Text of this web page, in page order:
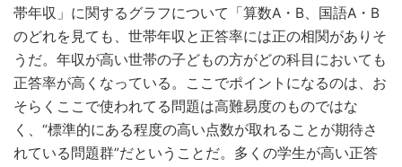
帯年収」に関するグラフについて「算数A・B、国語A・B
のどれを見ても、世帯年収と正答率には正の相関がありそ
うだ。年収が高い世帯の子どもの方がどの科目においても
正答率が高くなっている。ここでポイントになるのは、お
そらくここで使われてる問題は高難易度のものではな
く、“標準的にある程度の高い点数が取れることが期待さ
れている問題群”だということだ。多くの学生が高い正答